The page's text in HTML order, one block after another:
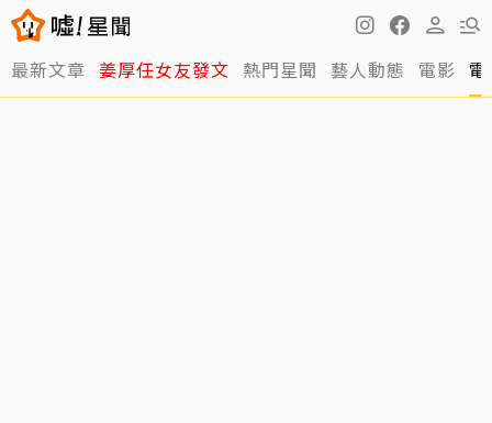
最新文章 姜厚任女友發文 熱門星聞 藝人動態 電影